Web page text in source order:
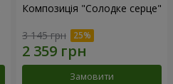
Композиція "Солодке серце"
3 145 грн
Замовити